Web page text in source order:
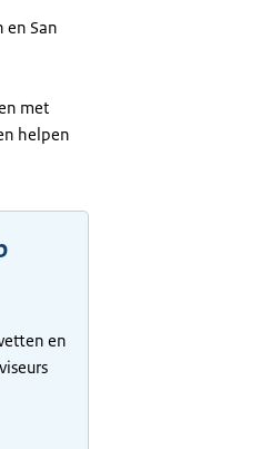
en San
met
helpen
en